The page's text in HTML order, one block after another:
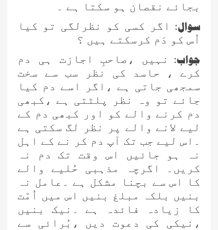
بجائے نقصان ہو سکتا ہے ۔
سوال:
اگر کسی کو نظرلگی تو کیا
اُس کو دَم کرسکتے ہیں ؟
جواب:
نہیں ،صاحبِ اجازت ہی دم
کرے ، حاسد کی نظر سب سے سخت
سمجھی جاتی ہے ،اگر اسے دم کیا
جائے تو وہ نظر پلٹتی ہے ،کبھی
دم کرنے والے کو اور کبھی دم کے
لیے لانے والے پر نظر لگ سکتی ہے
۔اس لیے جب تک آپ دم کر نے کے اہل
نہ ہو جائیں اس وقت تک دم نہ
کریں۔ اگرچہ مذہبی حُلیے والے
کا اس سے بچنا مشکل ہے ۔عامل نہ
بنیں بلکہ مبلغ بنیں اس میں اُمّت
کا زیادہ فائدہ ہے ۔نیک بنیں
،نیکی کی دعوت دیں ،بُرائی سے